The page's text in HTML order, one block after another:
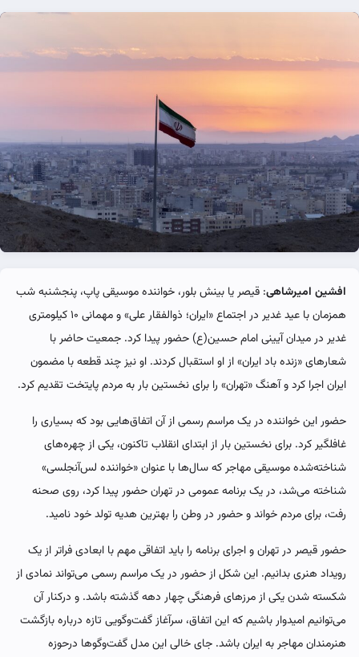
افشین امیرشاهی: قیصر یا بینش بلور، خواننده موسیقی پاپ، پنجشنبه شب
همزمان با عید غدیر در اجتماع «ایران؛ ذوالفقار علی» و مهمانی ۱۰ کیلومتری
غدیر در میدان آیینی امام حسین(ع) حضور پیدا کرد. جمعیت حاضر با
شعارهای «زنده باد ایران» از او استقبال کردند. او نیز چند قطعه با مضمون
ایران اجرا کرد و آهنگ «تهران» را برای نخستین بار به مردم پایتخت تقدیم کرد.
حضور این خواننده در یک مراسم رسمی از آن اتفاق‌هایی بود که بسیاری را
غافلگیر کرد. برای نخستین بار از ابتدای انقلاب تاکنون، یکی از چهره‌های
شناخته‌شده موسیقی مهاجر که سال‌ها با عنوان «خواننده لس‌آنجلسی»
شناخته می‌شد، در یک برنامه عمومی در تهران حضور پیدا کرد، روی صحنه
رفت، برای مردم خواند و حضور در وطن را بهترین هدیه تولد خود نامید.
حضور قیصر در تهران و اجرای برنامه را باید اتفاقی مهم با ابعادی فراتر از یک
رویداد هنری بدانیم. این شکل از حضور در یک مراسم رسمی می‌تواند نمادی از
شکسته شدن یکی از مرزهای فرهنگی چهار دهه گذشته باشد. و درکنار آن
می‌توانیم امیدوار باشیم که این اتفاق، سرآغاز گفت‌وگویی تازه درباره بازگشت
هنرمندان مهاجر به ایران باشد. جای خالی این مدل گفت‌وگوها درحوزه